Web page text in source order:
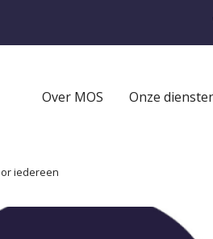
Main
Over MOS Onze
iedereen